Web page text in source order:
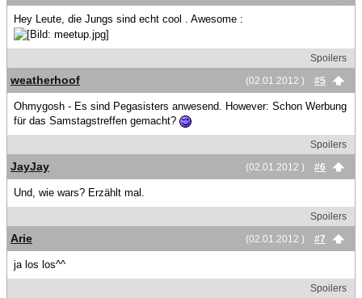
Hey Leute, die Jungs sind echt cool . Awesome :
Spoilers
(02.01.2012 )
#5
weatherhoof
Ohmygosh - Es sind Pegasisters anwesend. However: Schon Werbung
für das Samstagstreffen gemacht?
Spoilers
(02.01.2012 )
#6
JayJay
Und, wie wars? Erzählt mal.
Spoilers
(02.01.2012 )
#7
Arie
ja los los^^
Spoilers